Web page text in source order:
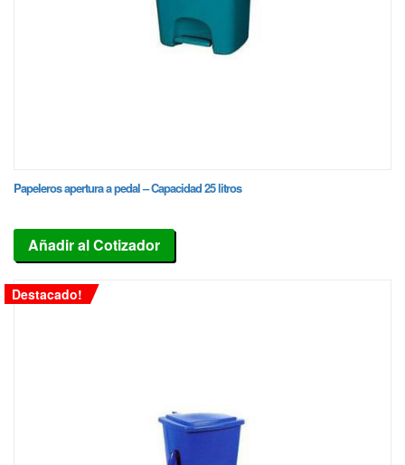
Papeleros apertura a pedal – Capacidad 25 litros
Añadir al Cotizador
Destacado!